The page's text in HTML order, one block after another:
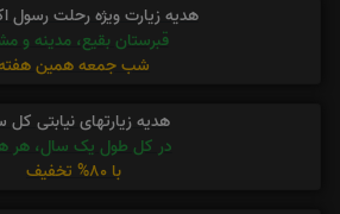
هدیه زیارت ویژه رحلت رسول
قبرستان بقیع، مدینه و
شب جمعه همین
هدیه زیارتهای نیابتی کل
در کل طول یک سال، هر
با 80% تخفیف